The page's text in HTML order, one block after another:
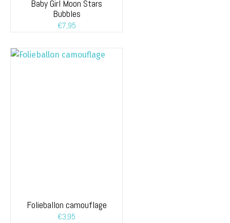
Baby Girl Moon Stars
Bubbles
€7,95
Folieballon camouflage
€3,95